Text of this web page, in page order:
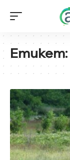
Етикет: